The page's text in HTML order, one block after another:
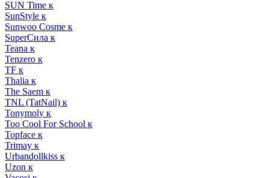
SUN Time к
SunStyle к
Sunwoo Cosme к
SuperСила к
Teana к
Tenzero к
TF к
Thalia к
The Saem к
TNL (TatNail) к
Tonymoly к
Too Cool For School к
Topface к
Trimay к
Urbandollkiss к
Uzon к